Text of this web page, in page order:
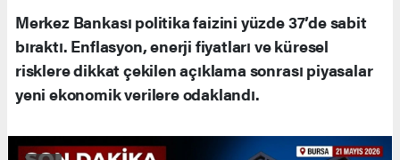
Merkez Bankası politika faizini yüzde 37’de sabit
bıraktı. Enflasyon, enerji fiyatları ve küresel
risklere dikkat çekilen açıklama sonrası piyasalar
yeni ekonomik verilere odaklandı.